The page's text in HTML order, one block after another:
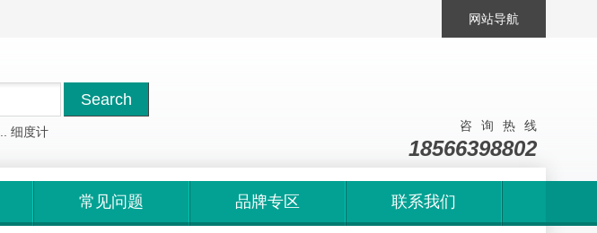
网站导航
细度计 咨询热线
18566398802
常见问题 品牌专区 联系我们